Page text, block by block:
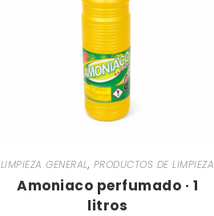
LIMPIEZA GENERAL, PRODUCTOS DE LIMPIEZA
Amoniaco perfumado · 1
litros